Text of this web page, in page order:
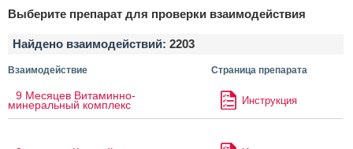
Выберите препарат для проверки взаимодействия
Найдено взаимодействий: 2203
Взаимодействие Страница препарата
9 Месяцев Витаминно-
минеральный комплекс Инструкция